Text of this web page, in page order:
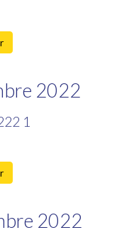
2022
1
2022